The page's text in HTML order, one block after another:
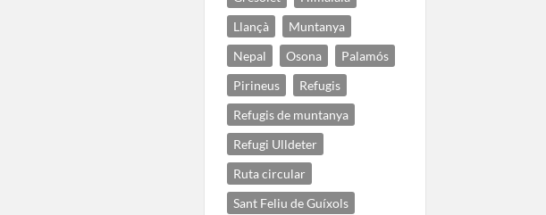
Llançà
Muntanya
Nepal
Osona
Palamós
Pirineus
Refugis
Refugis de muntanya
Refugi Ulldeter
Ruta circular
Sant Feliu de Guíxols